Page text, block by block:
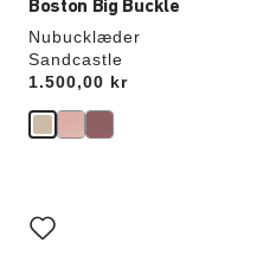
Boston Big Buckle
Nubucklæder
Sandcastle
Price:
1.500,00 kr
med
prøvefarver